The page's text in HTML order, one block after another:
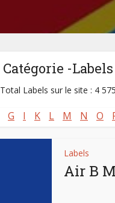
Catégorie -Labels
Total Labels sur le site : 4 575
G I K L M N O
Labels
Air B